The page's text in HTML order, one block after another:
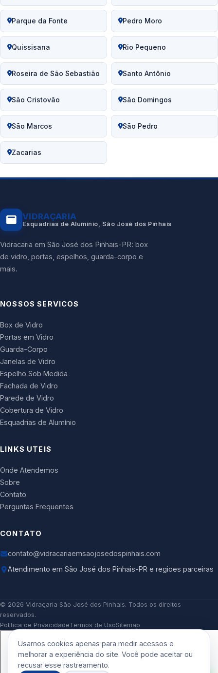
Parque da Fonte Pedro Moro
Quissisana Rio Pequeno
Roseira de São Sebastião Santo Antônio
São Cristovão São Domingos
São Marcos São Pedro
Zacarias
VIDRAÇARIA
Esquadrias de Alumínio, São José dos Pinhais
Vidracaria em São José dos Pinhais-PR: box
de vidro, portas, espelhos, guarda-corpo e
mais.
NOSSOS SERVICOS
Box de Vidro
Portas em Vidro
Guarda-Corpo
Janelas de Vidro
Espelho Sob Medida
Fachada de Vidro
Parede de Vidro
Cobertura de Vidro
Esquadrias de Alumínio
LINKS UTEIS
Onde Atendemos
Sobre
Contato
Perguntas Frequentes
CONTATO
contato@vidracariaemsaojosedospinhais.com
Atendimento em São José dos Pinhais-PR e regioes parceiras
© 2026 Vidraçaria São José dos Pinhais. Todos os direitos
reservados.
Politica de PrivacidadeTermos de UsoSitemap
Usamos cookies apenas para medir acessos e
melhorar a experiência do site. Você pode aceitar ou
recusar esse rastreamento.